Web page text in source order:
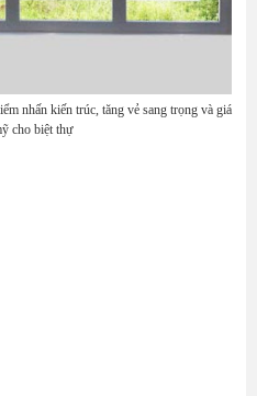
nhấn kiến trúc, tăng vẻ sang trọng và giá
cho biệt thự